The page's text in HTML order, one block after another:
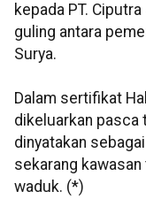
kepada PT.
guling antara
Surya.
Dalam sertifikat
dikeluarkan pasca
dinyatakan
sekarang
waduk. (*)